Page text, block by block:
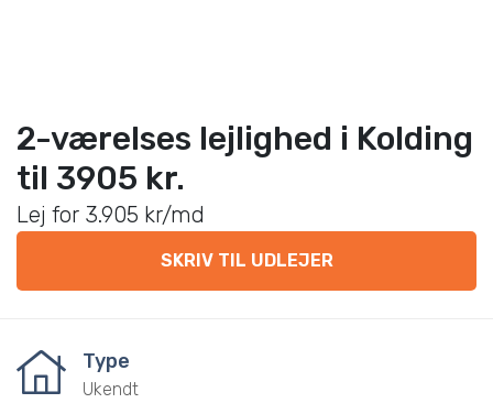
2-værelses lejlighed i Kolding
til 3905 kr.
Lej for 3.905 kr/md
SKRIV TIL UDLEJER
Type
Ukendt